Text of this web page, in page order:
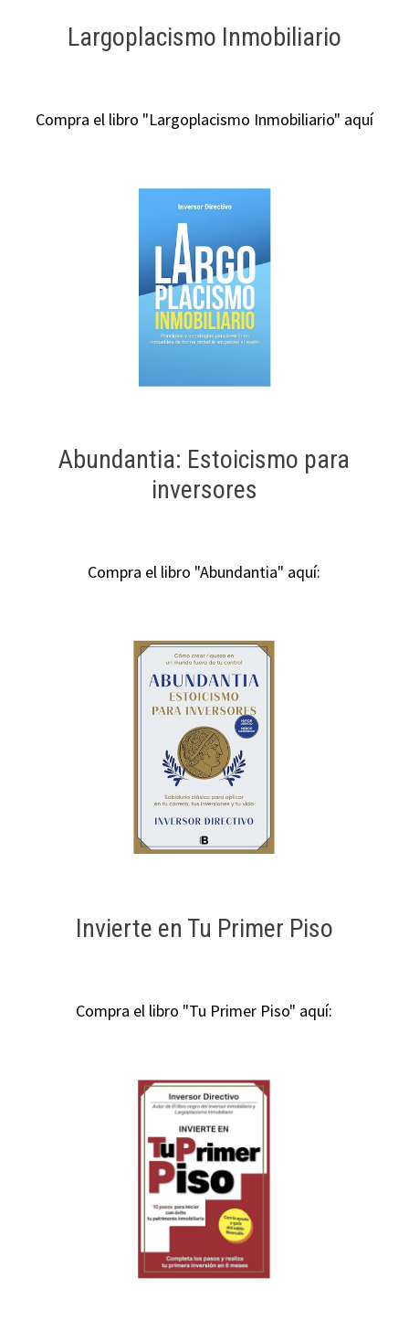
Largoplacismo Inmobiliario
Compra el libro "Largoplacismo Inmobiliario" aquí
Abundantia: Estoicismo para
inversores
Compra el libro "Abundantia" aquí:
Invierte en Tu Primer Piso
Compra el libro "Tu Primer Piso" aquí: